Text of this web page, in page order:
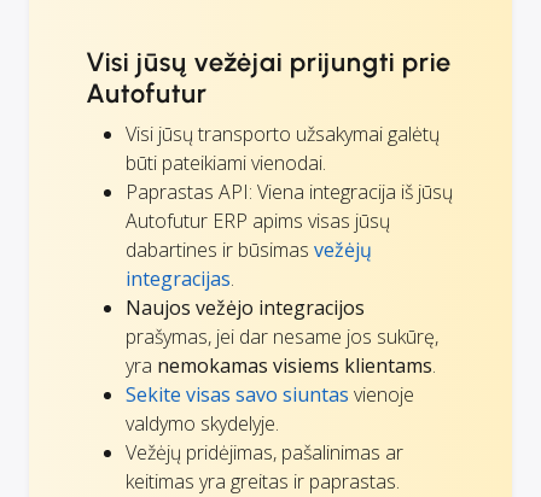
Visi jūsų vežėjai prijungti prie
Autofutur
Visi jūsų transporto užsakymai galėtų
būti pateikiami vienodai.
Paprastas API: Viena integracija iš jūsų
Autofutur ERP apims visas jūsų
dabartines ir būsimas vežėjų
integracijas.
Naujos vežėjo integracijos
prašymas, jei dar nesame jos sukūrę,
yra nemokamas visiems klientams.
Sekite visas savo siuntas vienoje
valdymo skydelyje.
Vežėjų pridėjimas, pašalinimas ar
keitimas yra greitas ir paprastas.